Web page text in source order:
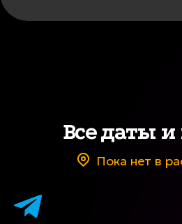
Все даты и
Пока нет в